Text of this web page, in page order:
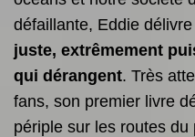
défaillante, Eddie
juste, extrêmement
qui dérangent. Très
fans, son premier livre
périple sur les routes